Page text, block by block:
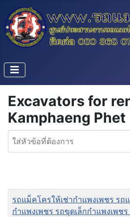
Excavators for
Kamphaeng Phet
ใส่หัวข้อที่ต้องการ
ชื่อ
รถแม็คโครให้เช่ากำแพงเพชร รถ
กำแพงเพชร รถขุดเล็กกำแพงเพช